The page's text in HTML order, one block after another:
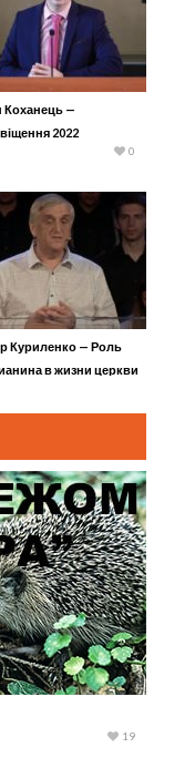
Коханець —
2022
0
Куриленко — Роль
в жизни церкви
19